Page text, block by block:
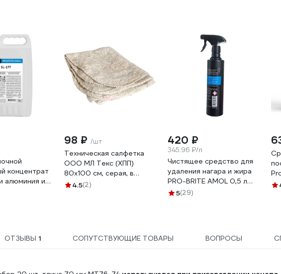
концентрат
алюминия и
BRITE
98 ₽ /шт
Техническая салфетка
ООО МЛ Текс (ХПП)
80x100 см, серая, в
индивидуальном пакете
4.5(2)
420 ₽
345.96 ₽/л
Чистящее средство для
удаления нагара и жира
PRO-BRITE AMOL 0,5 л
298-05
5(29)
ОТЗЫВЫ 1 СОПУТСТВУЮЩИЕ ТОВАРЫ ВОПРОСЫ